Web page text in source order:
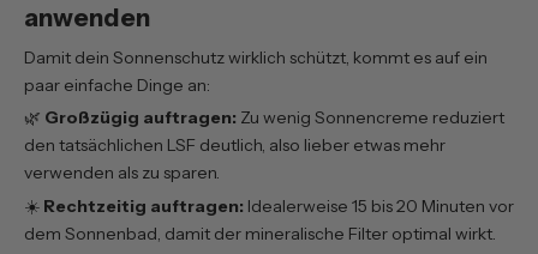
anwenden
Damit dein Sonnenschutz wirklich schützt, kommt es auf ein
paar einfache Dinge an:
🌿 Großzügig auftragen: Zu wenig Sonnencreme reduziert
den tatsächlichen LSF deutlich, also lieber etwas mehr
verwenden als zu sparen.
☀️ Rechtzeitig auftragen: Idealerweise 15 bis 20 Minuten vor
dem Sonnenbad, damit der mineralische Filter optimal wirkt.